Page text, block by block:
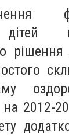
рішення
на 2012-